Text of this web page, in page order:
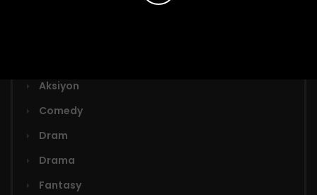
Aksiyon
Comedy
Dram
Drama
Fantasy